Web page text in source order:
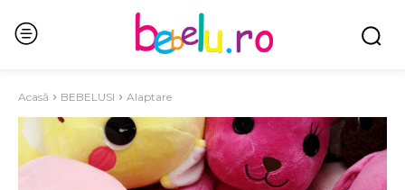
Acasă BEBELUSI Alaptare